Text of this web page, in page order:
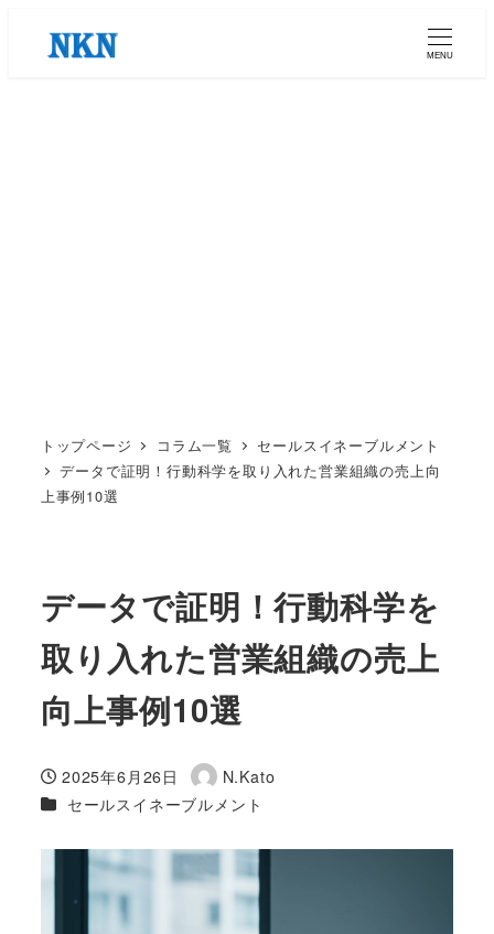
MENU
トップページ コラム一覧
セールスイネーブルメント
データで証明！行動科学を取り入れた営業組織の売上向
上事例10選
データで証明！行動科学を
取り入れた営業組織の売上
向上事例10選
投稿日
2025年6月26日
著
者
N.Kato
カテゴリー
セールスイネーブルメント